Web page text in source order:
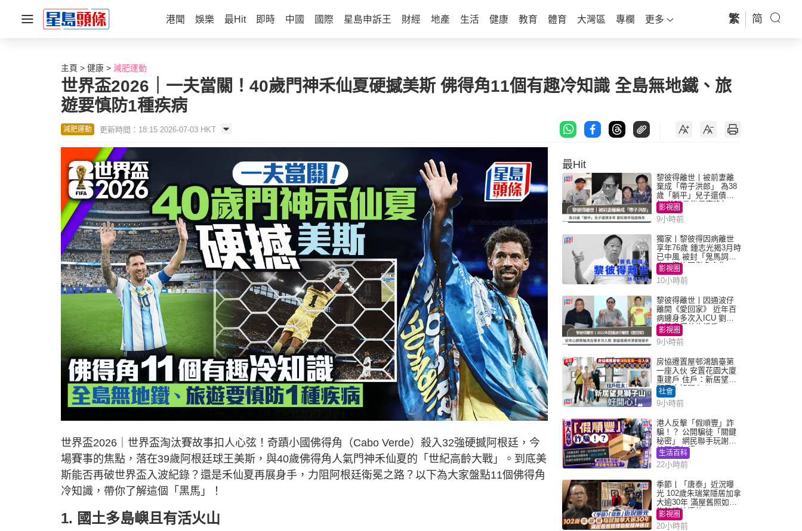
港聞 娛樂 最Hit 即時 中國 國際 星島申訴王 財經 地產 生活 健康 教育 體育 大灣區 專欄 更多 繁 简
主頁 健康 減肥運動
世界盃2026｜一夫當關！40歲門神禾仙夏硬撼美斯 佛得角11個有趣冷知識 全島無地鐵、旅
遊要慎防1種疾病
減肥運動 更新時間：18:15 2026-07-03 HKT
世界盃2026｜世界盃淘汰賽故事扣人心弦！奇蹟小國佛得角（Cabo Verde）殺入32強硬撼阿根廷，今
場賽事的焦點，落在39歲阿根廷球王美斯，與40歲佛得角人氣門神禾仙夏的「世紀高齡大戰」。到底美
斯能否再破世界盃入波紀錄？還是禾仙夏再展身手，力阻阿根廷衛冕之路？以下為大家盤點11個佛得角
冷知識，帶你了解這個「黑馬」！
1. 國土多島嶼且有活火山
最Hit
黎彼得離世丨被前妻離
棄成「帶子洪郎」 為38
歲「躺平」兒子還債多
年 曾盼尋伴侶度晚年
影視圈
9小時前
獨家丨黎彼得因病離世
享年76歲 鍾志光揭3月時
已中風 被封「鬼馬詞
人」與許冠傑多合作
影視圈
10小時前
黎彼得離世丨因通波仔
離開《愛回家》 近年百
病纏身多次入ICU 劉鑾
雄黃宗澤曾施援手
影視圈
9小時前
房協遷置屋邨鴻鵠臺第
一座入伙 安置花園大廈
重建戶 住戶：新居望見
獅子山好開心！
社會
9小時前
港人反擊「假順豐」詐
騙！？ 公開騙徒「關鍵
秘密」 網民聯手玩謝：
練習緬甸語
生活百科
22小時前
季節丨「唐泰」近況曝
光 102歲朱瑞棠隱居加拿
大逾30年 滿屋舊照如博
物館精神極佳
影視圈
20小時前